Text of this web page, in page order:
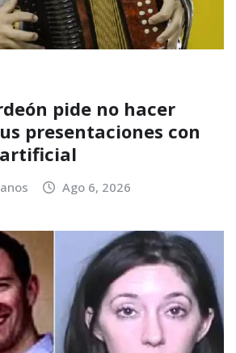
pide no hacer
presentaciones con
Ago 6, 2026